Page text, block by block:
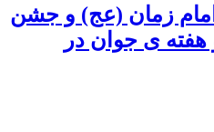
زمان (عج) و جشن
هفته ی جوان در